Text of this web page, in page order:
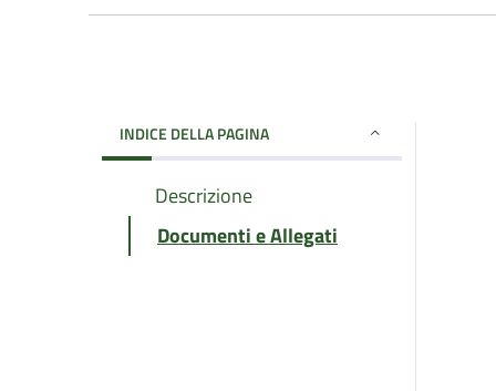
INDICE DELLA PAGINA
Descrizione
Documenti e Allegati